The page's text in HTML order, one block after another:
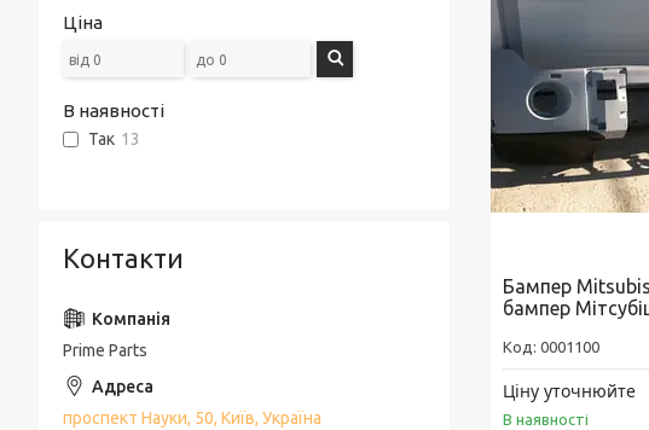
Бампер
бампер
0001100
Ціну уточнюйте
В наявності
Ціна
В наявності
Так 13
Контакти
Prime Parts
проспект Науки, 50, Київ, Україна